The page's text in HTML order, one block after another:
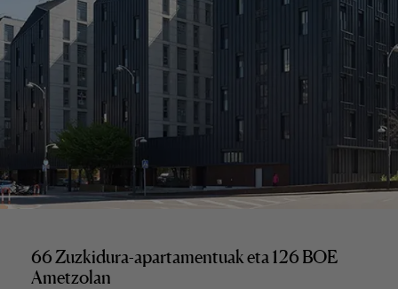
66 Zuzkidura-apartamentuak eta 126 BOE
Ametzolan